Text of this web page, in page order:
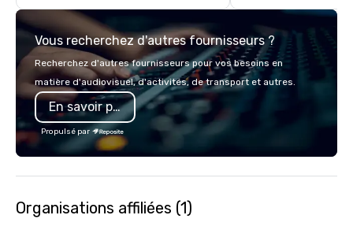
printing and framing
images in a variety of
Christie's
committed to
positive reviews
Vous recherchez d'autres fournisseurs ?
Recherchez d'autres fournisseurs pour vos besoins en
matière d'audiovisuel, d'activités, de transport et autres.
En savoir plus
Propulsé par
Organisations affiliées (1)